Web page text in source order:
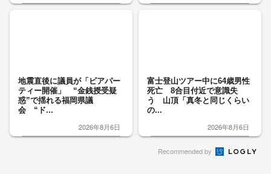
地震直後に議員が「ビアパー
ティー開催」 “金銭授受疑
惑”で揺れる福岡県議
会 “ド...
2026年8月6日
富士登山ツアー中に64歳男性
死亡 8合目付近で意識失
う 山頂「真冬と同じくらい
の...
2026年8月6日
Recommended by